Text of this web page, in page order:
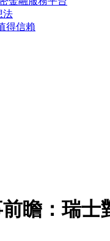
法
得信賴
瞻：瑞士